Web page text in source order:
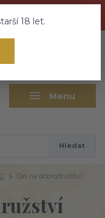
ještě mnohem víc
18 let.
Menu
Hledat
Čas na dobrodružství